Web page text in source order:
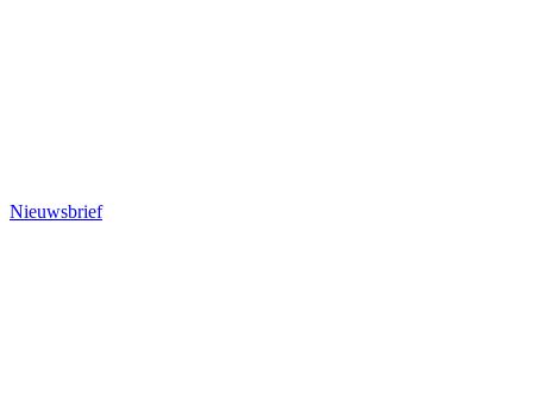
Nieuwsbrief